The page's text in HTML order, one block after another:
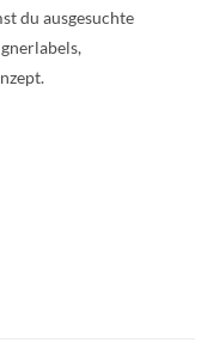
du ausgesuchte